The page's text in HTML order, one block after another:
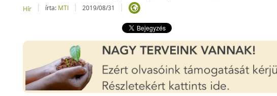
Hír írta: MTI 2019/08/31